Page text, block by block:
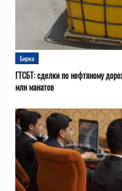
Биржа
ГТСБТ: сделки по нефтяному
млн манатов